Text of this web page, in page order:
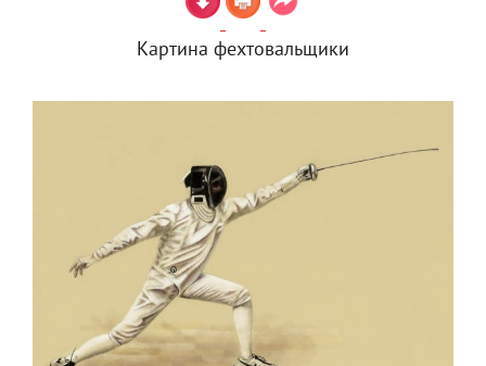
Картина фехтовальщики